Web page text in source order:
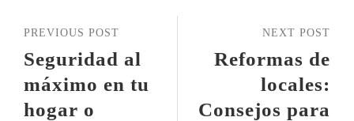
NEXT POST
Reformas de
locales:
Consejos para
PREVIOUS POST
Seguridad al
máximo en tu
hogar o